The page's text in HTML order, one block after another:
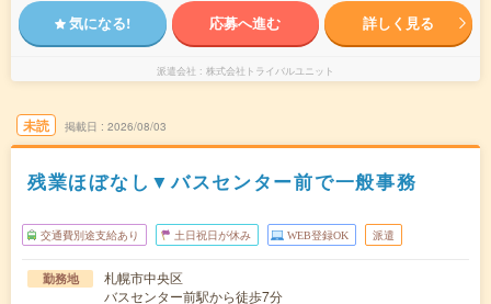
気になる! 応募へ進む 詳しく見る
派遣会社 株式会社トライバルユニット
未読 掲載日 2026/08/03
残業ほぼなし▼バスセンター前で一般事務
交通費別途支給あり 土日祝日が休み WEB登録OK 派遣
勤務地
札幌市中央区
バスセンター前駅から徒歩7分